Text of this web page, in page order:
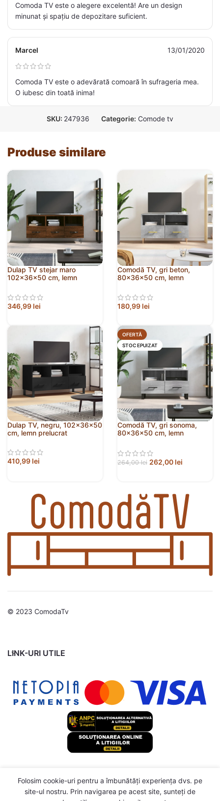
Comoda TV este o alegere excelentă! Are un design
minunat și spațiu de depozitare suficient.
Marcel 13/01/2020
Comoda TV este o adevărată comoară în sufrageria mea.
O iubesc din toată inima!
SKU: 247936 Categorie: Comode tv
Produse similare
Dulap TV stejar maro
102x36x50 cm, lemn
346,99 lei
Comodă TV, gri beton,
80x36x50 cm, lemn
180,99 lei
Dulap TV, negru, 102x36x50
cm, lemn prelucrat
410,99 lei
OFERTĂ
STOC EPUIZAT
Comodă TV, gri sonoma,
80x36x50 cm, lemn
264,00lei 262,00 lei
© 2023 ComodaTv
LINK-URI UTILE
Folosim cookie-uri pentru a îmbunătăți experiența dvs. pe
site-ul nostru. Prin navigarea pe acest site, sunteți de
Comodă TV cu 3 sertare,
110x35x50 cm, lemn masiv
1076,99lei
Stoc